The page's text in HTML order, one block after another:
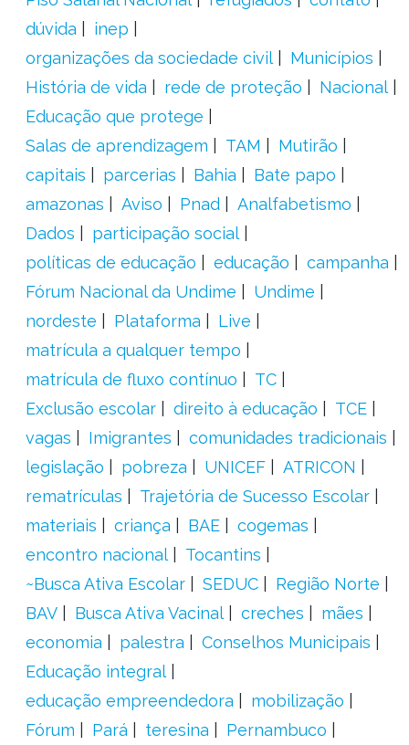
dúvida
inep
organizações da sociedade civil
Municípios
História de vida
rede de proteção
Nacional
Educação que protege
Salas de aprendizagem
TAM
Mutirão
capitais
parcerias Bahia
Bate papo
amazonas
Aviso Pnad
Analfabetismo
Dados
participação social
políticas de educação
educação
campanha
Fórum Nacional da Undime
Undime
nordeste
Plataforma
Live
matrícula a qualquer tempo
matrícula de fluxo contínuo
TC
Exclusão escolar
direito à educação
TCE
vagas
Imigrantes
comunidades tradicionais
legislação
pobreza UNICEF
ATRICON
rematrículas
Trajetória de Sucesso Escolar
materiais
criança BAE
cogemas
encontro nacional
Tocantins
~Busca Ativa Escolar
SEDUC
Região Norte
BAV
Busca Ativa Vacinal creches
mães
economia
palestra
Conselhos Municipais
Educação integral
educação empreendedora
mobilização
Fórum
Pará teresina
Pernambuco